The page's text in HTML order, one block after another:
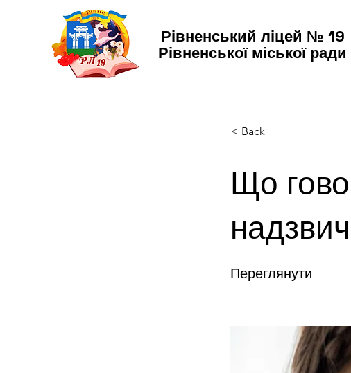
Рівненський ліцей № 19
Рівненської міської ради
< Back
Що
Переглянути